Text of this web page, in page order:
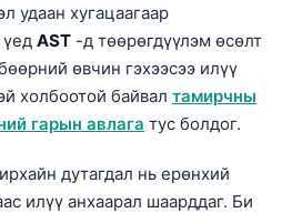
удаан хугацаагаар
үед AST -д төөрөгдүүлэм өсөлт
өвчин гэхээсээ илүү
холбоотой байвал тамирчны
гарын авлага тус болдог.
дутагдал нь ерөнхий
илүү анхаарал шаарддаг. Би